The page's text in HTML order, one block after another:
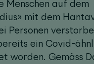
Menschen auf dem
mit dem
Personen
ein Covid-
worden. Gemäss